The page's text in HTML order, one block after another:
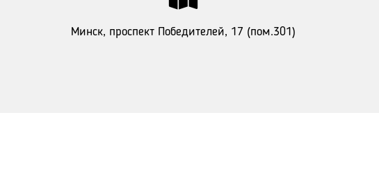
Минск, проспект Победителей, 17 (пом.301)